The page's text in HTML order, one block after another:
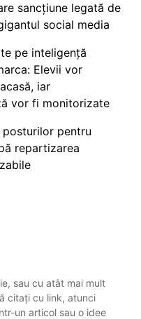
sancțiune legată de
social media
pe inteligență
Elevii vor
iar
vor fi monitorizate
pentru
repartizarea
sau cu atât mai mult
citați cu link, atunci
un articol sau o idee